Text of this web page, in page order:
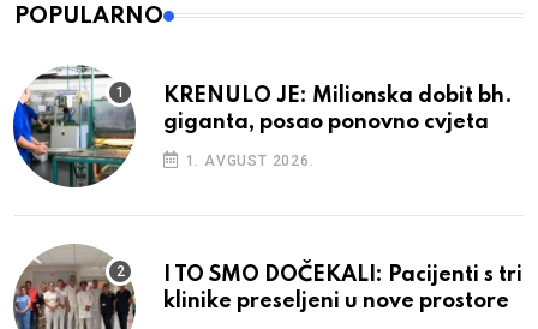
POPULARNO
KRENULO JE: Milionska dobit bh.
giganta, posao ponovno cvjeta
1. AVGUST 2026.
I TO SMO DOČEKALI: Pacijenti s tri
klinike preseljeni u nove prostore